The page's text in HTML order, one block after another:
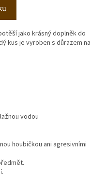
jako krásný doplněk do
kus je vyroben s důrazem na
vodou
houbičkou ani agresivními